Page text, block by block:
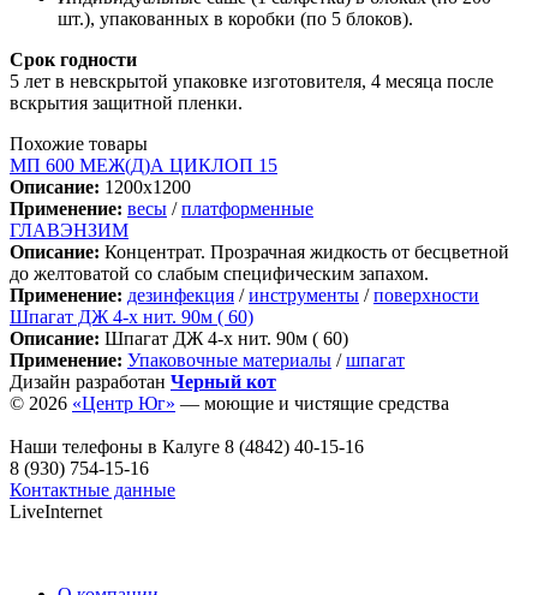
шт.), упакованных в коробки (по 5 блоков).
Срок годности
5 лет в невскрытой упаковке изготовителя, 4 месяца после
вскрытия защитной пленки.
Похожие товары
МП 600 МЕЖ(Д)А ЦИКЛОП 15
Описание: 1200х1200
Применение: весы /платформенные
ГЛАВЭНЗИМ
Описание: Концентрат. Прозрачная жидкость от бесцветной
до желтоватой со слабым специфическим запахом.
Применение: дезинфекция /инструменты /поверхности
Шпагат ДЖ 4-х нит. 90м ( 60)
Описание: Шпагат ДЖ 4-х нит. 90м ( 60)
Применение: Упаковочные материалы /шпагат
Дизайн разработан Черный кот
© 2026 «Центр Юг» — моющие и чистящие средства
Наши телефоны в Калуге 8 (4842) 40-15-16
8 (930) 754-15-16
Контактные данные
LiveInternet